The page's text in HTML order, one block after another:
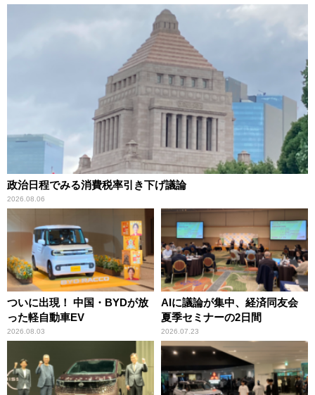
政治日程でみる消費税率引き下げ議論
2026.08.06
ついに出現！ 中国・BYDが放
った軽自動車EV
2026.08.03
AIに議論が集中、経済同友会
夏季セミナーの2日間
2026.07.23